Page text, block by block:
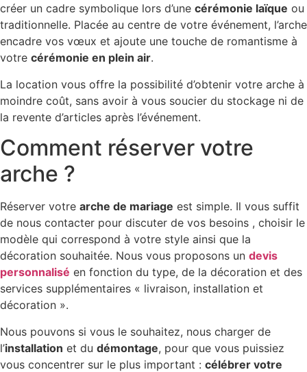
créer un cadre symbolique lors d’une cérémonie laïque ou
traditionnelle. Placée au centre de votre événement, l’arche
encadre vos vœux et ajoute une touche de romantisme à
votre cérémonie en plein air.
La location vous offre la possibilité d’obtenir votre arche à
moindre coût, sans avoir à vous soucier du stockage ni de
la revente d’articles après l’événement.
Comment réserver votre
arche ?
Réserver votre arche de mariage est simple. Il vous suffit
de nous contacter pour discuter de vos besoins , choisir le
modèle qui correspond à votre style ainsi que la
décoration souhaitée. Nous vous proposons un devis
personnalisé en fonction du type, de la décoration et des
services supplémentaires « livraison, installation et
décoration ».
Nous pouvons si vous le souhaitez, nous charger de
l’installation et du démontage, pour que vous puissiez
vous concentrer sur le plus important : célébrer votre